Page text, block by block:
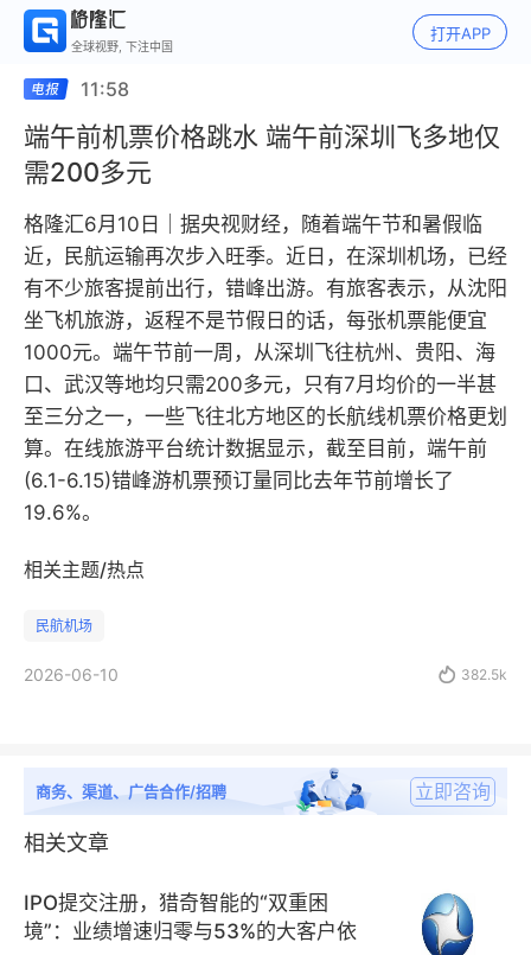
全球视野, 下注中国
打开APP
11:58
端午前机票价格跳水 端午前深圳飞多地仅
需200多元
格隆汇6月10日｜据央视财经，随着端午节和暑假临
近，民航运输再次步入旺季。近日，在深圳机场，已经
有不少旅客提前出行，错峰出游。有旅客表示，从沈阳
坐飞机旅游，返程不是节假日的话，每张机票能便宜
1000元。端午节前一周，从深圳飞往杭州、贵阳、海
口、武汉等地均只需200多元，只有7月均价的一半甚
至三分之一，一些飞往北方地区的长航线机票价格更划
算。在线旅游平台统计数据显示，截至目前，端午前
(6.1-6.15)错峰游机票预订量同比去年节前增长了
19.6%。
相关主题/热点
民航机场
2026-06-10  382.5k
商务、渠道、广告合作/招聘 立即咨询
相关文章
IPO提交注册，猎奇智能的“双重困
境”：业绩增速归零与53%的大客户依